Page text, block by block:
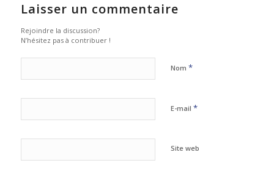
Laisser un commentaire
Rejoindre la discussion?
N’hésitez pas à contribuer !
Nom *
E-mail *
Site web